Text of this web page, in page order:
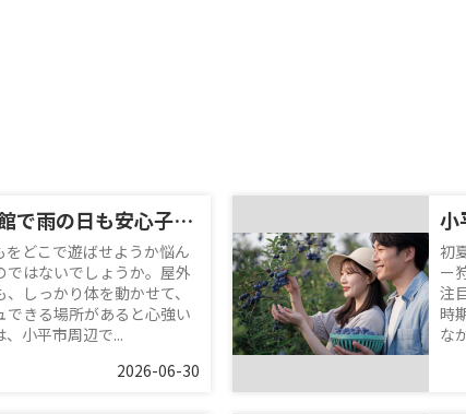
小平市民総合体育館で雨の日も安心子連れレジャー！周辺情報と便利な利用のコツを紹介
どこで遊ばせようか悩ん
ではないでしょうか。屋外
しっかり体を動かせて、
きる場所があると心強い
小平市周辺で...
2026-06-30
初
ー
注
時
な